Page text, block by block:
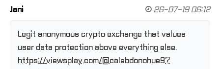
Jani 26-07-19 06:12
Legit anonymous crypto exchange that values
user data protection above everything else.
https://viewsplay.com/@calebdonohue9?